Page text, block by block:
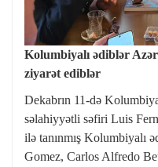
Kolumbiyalı ədiblər
ziyarət ediblər
Dekabrın 11-də
səlahiyyətli səfiri Luis
ilə tanınmış Kolumbiyalı
Gomez, Carlos Alfredo